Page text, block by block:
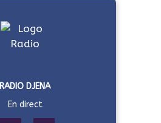
RADIO DJENA
En direct